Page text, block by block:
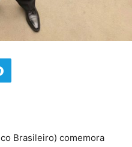
Brasileiro) comemora